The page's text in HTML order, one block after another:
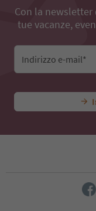
Con la newsletter
tue vacanze,
Indirizzo e-mail*